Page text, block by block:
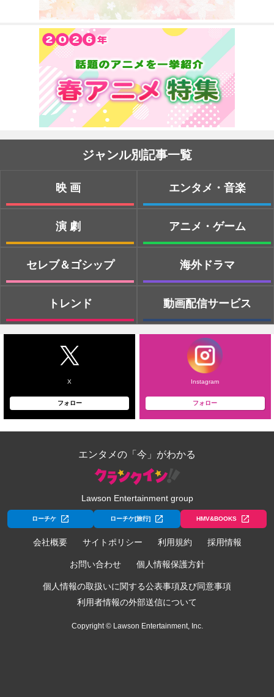
ジャンル別記事一覧
映画
演劇
セレブ＆ゴシップ
トレンド
エンタメ・音楽
アニメ・ゲーム
海外ドラマ
動画配信サービス
X
フォロー
Instagram
フォロー
エンタメの「今」がわかる
Lawson Entertainment group
ローチケ ローチケ[旅行] HMV&BOOKS
会社概要 サイトポリシー 利用規約 採用情報
お問い合わせ 個人情報保護方針
個人情報の取扱いに関する公表事項及び同意事項
利用者情報の外部送信について
Copyright © Lawson Entertainment, Inc.